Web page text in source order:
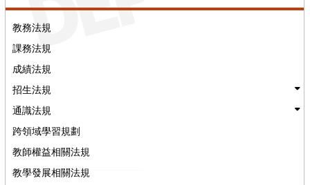
教務法規
課務法規
成績法規
招生法規
通識法規
跨領域學習規劃
教師權益相關法規
教學發展相關法規